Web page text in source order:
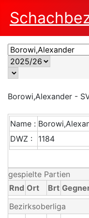
Borowi,Alexander -
Name :
DWZ :
1184
gespielte Partien
Rnd Ort Brt
Bezirksoberliga